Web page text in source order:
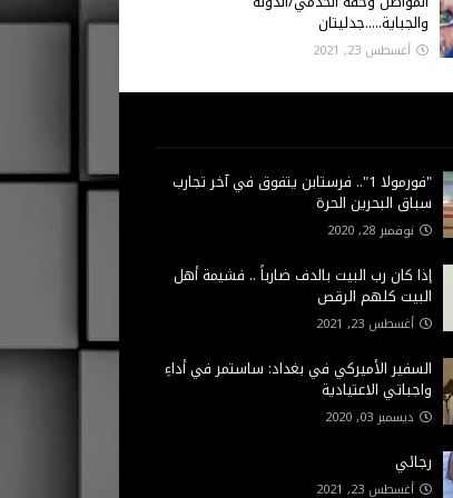
والجباية.....جدليتان
أغسطس 23, 2021
"فورمولا 1".. فرستابن يتفوق في آخر تجارب
سباق البحرين الحرة
نوفمبر 28, 2020
إذا كان رب البيت بالدف ضارباً .. فشيمة أهل
البيت كلهم الرقص
أغسطس 23, 2021
السفير الأميركي في بغداد: ساستمر في أداءِ
واجباتي الاعتيادية
ديسمبر 03, 2020
رجائي
أغسطس 23, 2021